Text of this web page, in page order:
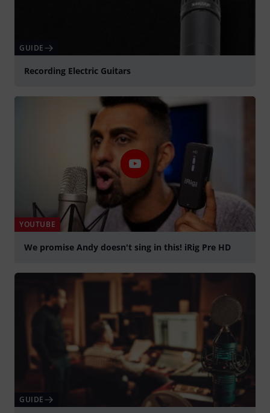
GUIDE
Recording Electric Guitars
YOUTUBE
We promise Andy doesn't sing in this! iRig Pre HD
GUIDE